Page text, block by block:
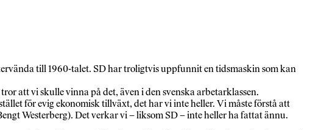
till 1960-talet. SD har troligtvis uppfunnit en tidsmaskin som kan
att vi skulle vinna på det, även i den svenska arbetarklassen.
för evig ekonomisk tillväxt, det har vi inte heller. Vi måste förstå att
Westerberg). Det verkar vi – liksom SD – inte heller ha fattat ännu.